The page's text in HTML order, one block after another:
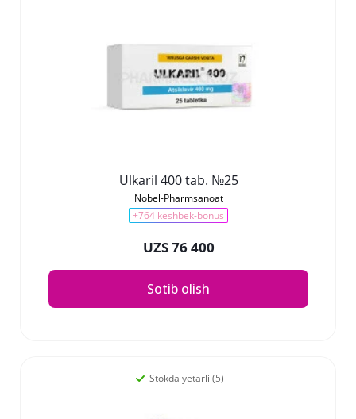
Ulkaril 400 tab. №25
Nobel-Pharmsanoat
+764 keshbek-bonus
UZS 76 400
Sotib olish
Stokda yetarli (5)